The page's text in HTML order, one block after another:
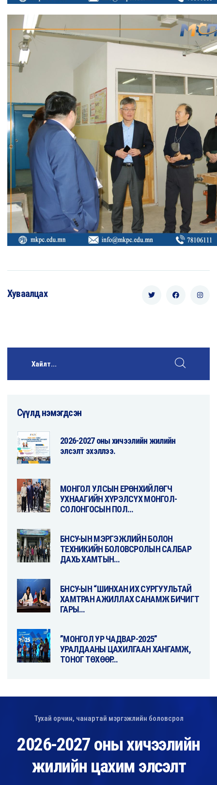
Хуваалцах
Сүүлд нэмэгдсэн
2026-2027 оны хичээлийн жилийн
элсэлт эхэллээ.
МОНГОЛ УЛСЫН ЕРӨНХИЙЛӨГЧ
УХНААГИЙН ХҮРЭЛСҮХ МОНГОЛ-
СОЛОНГОСЫН ПОЛ…
БНСУ-ЫН МЭРГЭЖЛИЙН БОЛОН
ТЕХНИКИЙН БОЛОВСРОЛЫН САЛБАР
ДАХЬ ХАМТЫН…
БНСУ-ЫН “ШИНХАН ИХ СУРГУУЛЬТАЙ
ХАМТРАН АЖИЛЛАХ САНАМЖ БИЧИГТ
ГАРЫ…
”МОНГОЛ УР ЧАДВАР-2025”
УРАЛДААНЫ ЦАХИЛГААН ХАНГАМЖ,
ТОНОГ ТӨХӨӨР…
Тухай орчин, чанартай мэргэжлийн боловсрол
2026-2027 оны хичээлийн
жилийн цахим элсэлт